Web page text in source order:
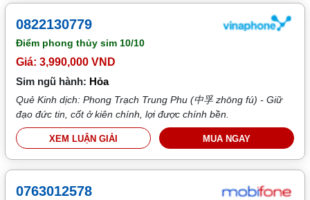
0822130779
Điểm phong thủy sim 10/10
Giá: 3,990,000 VND
Sim ngũ hành: Hỏa
Quẻ Kinh dịch: Phong Trạch Trung Phu (中孚 zhōng fú) - Giữ
đạo đức tin, cốt ở kiên chính, lợi được chính bền.
XEM LUẬN GIẢI MUA NGAY
0763012578